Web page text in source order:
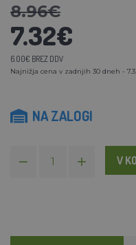
8.96€
7.32€
6.00€ BREZ DDV
Najnižja cena v zadnjih 30 dneh -
NA ZALOGI
V